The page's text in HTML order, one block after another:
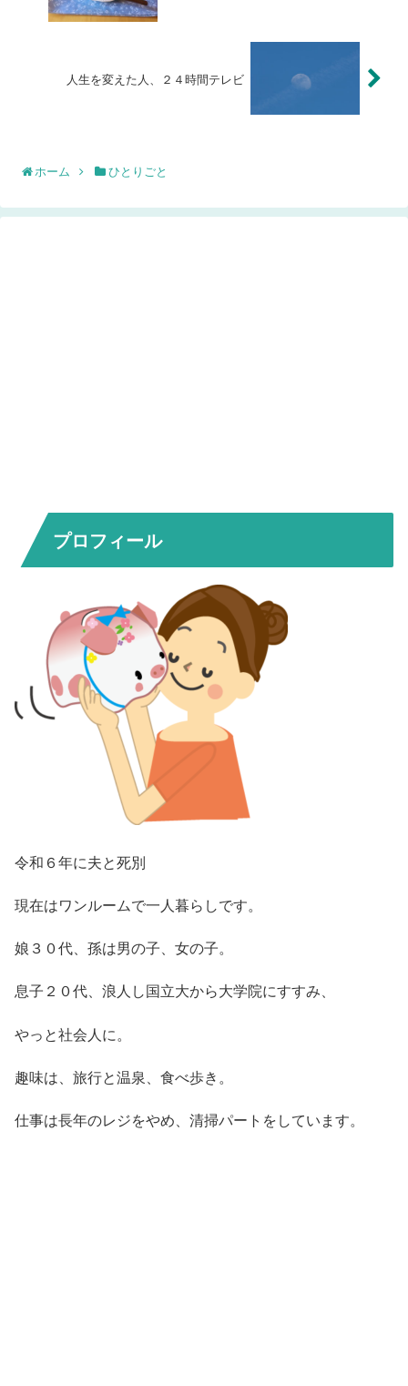
人生を変えた人、２４時間テレビ
ホーム ひとりごと
プロフィール
令和６年に夫と死別
現在はワンルームで一人暮らしです。
娘３０代、孫は男の子、女の子。
息子２０代、浪人し国立大から大学院にすすみ、
やっと社会人に。
趣味は、旅行と温泉、食べ歩き。
仕事は長年のレジをやめ、清掃パートをしています。